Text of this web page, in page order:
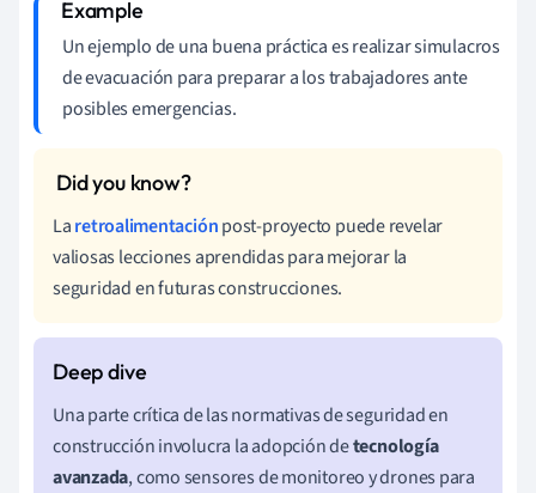
Un ejemplo de una buena práctica es realizar simulacros
de evacuación para preparar a los trabajadores ante
posibles emergencias.
Laretroalimentaciónpost-proyecto puede revelar
valiosas lecciones aprendidas para mejorar la
seguridad en futuras construcciones.
Una parte crítica de las normativas de seguridad en
construcción involucra la adopción detecnología
avanzada, como sensores de monitoreo y drones para